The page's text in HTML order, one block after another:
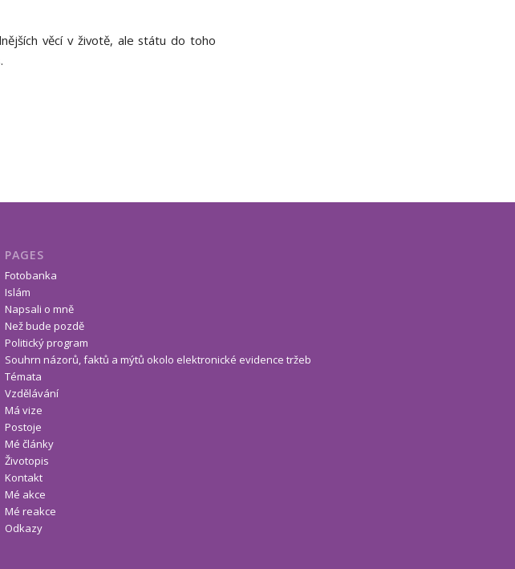
věcí v životě, ale státu do toho
PAGES
Fotobanka
Islám
Napsali o mně
Než bude pozdě
Politický program
Souhrn názorů, faktů a mýtů okolo elektronické evidence tržeb
Témata
Vzdělávání
Má vize
Postoje
Mé články
Životopis
Kontakt
Mé akce
Mé reakce
Odkazy